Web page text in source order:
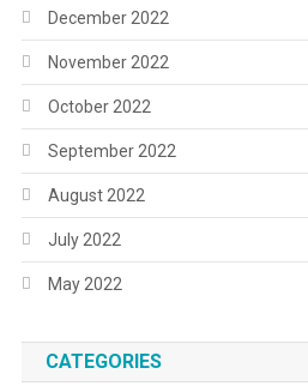
December 2022
November 2022
October 2022
September 2022
August 2022
July 2022
May 2022
CATEGORIES